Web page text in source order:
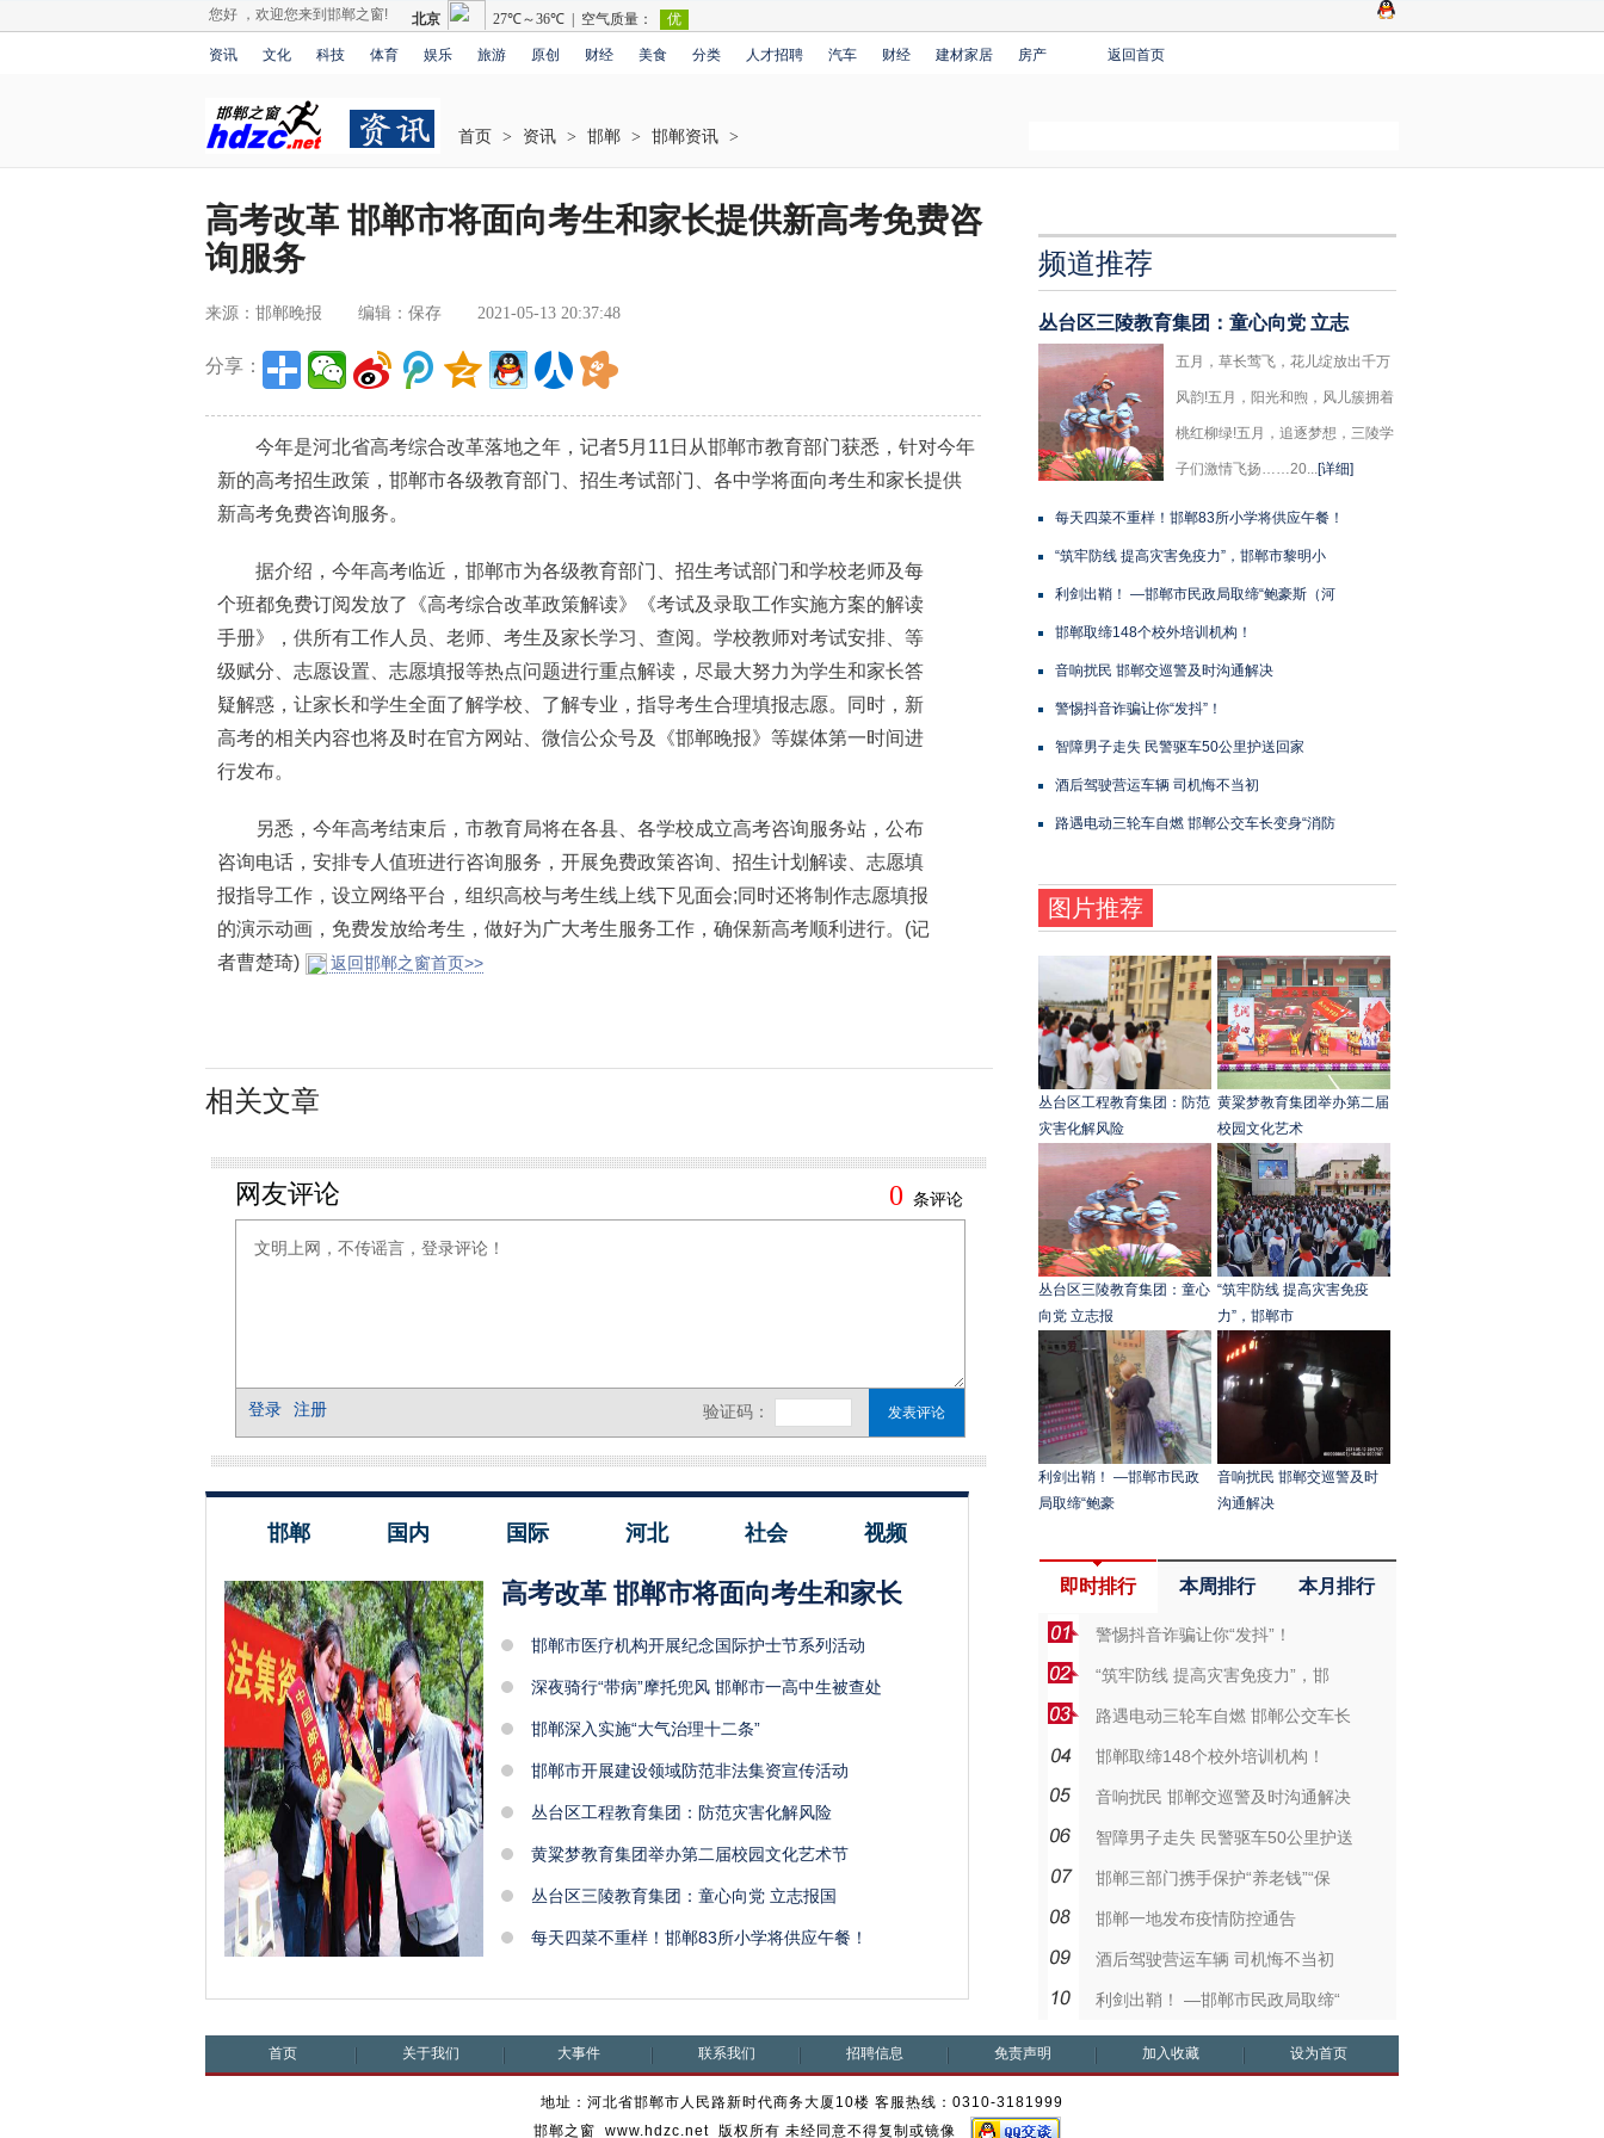
您好 ，欢迎您来到邯郸之窗!
资讯 文化 科技 体育 娱乐 旅游 原创 财经 美食 分类 人才招聘 汽车 财经 建材家居 房产 返回首页
首页 > 资讯 > 邯郸 > 邯郸资讯 >
高考改革 邯郸市将面向考生和家长提供新高考免费咨
询服务
来源：邯郸晚报 编辑：保存 2021-05-13 20:37:48
分享：
今年是河北省高考综合改革落地之年，记者5月11日从邯郸市教育部门获悉，针对今年
新的高考招生政策，邯郸市各级教育部门、招生考试部门、各中学将面向考生和家长提供
新高考免费咨询服务。
据介绍，今年高考临近，邯郸市为各级教育部门、招生考试部门和学校老师及每
个班都免费订阅发放了《高考综合改革政策解读》《考试及录取工作实施方案的解读
手册》，供所有工作人员、老师、考生及家长学习、查阅。学校教师对考试安排、等
级赋分、志愿设置、志愿填报等热点问题进行重点解读，尽最大努力为学生和家长答
疑解惑，让家长和学生全面了解学校、了解专业，指导考生合理填报志愿。同时，新
高考的相关内容也将及时在官方网站、微信公众号及《邯郸晚报》等媒体第一时间进
行发布。
另悉，今年高考结束后，市教育局将在各县、各学校成立高考咨询服务站，公布
咨询电话，安排专人值班进行咨询服务，开展免费政策咨询、招生计划解读、志愿填
报指导工作，设立网络平台，组织高校与考生线上线下见面会;同时还将制作志愿填报
的演示动画，免费发放给考生，做好为广大考生服务工作，确保新高考顺利进行。(记
者曹楚琦)
返回邯郸之窗首页>>
相关文章
邯郸 国内 国际 河北 社会 视频
高考改革 邯郸市将面向考生和家长
邯郸市医疗机构开展纪念国际护士节系列活动
深夜骑行“带病”摩托兜风 邯郸市一高中生被查处
邯郸深入实施“大气治理十二条”
邯郸市开展建设领域防范非法集资宣传活动
丛台区工程教育集团：防范灾害化解风险
黄粱梦教育集团举办第二届校园文化艺术节
丛台区三陵教育集团：童心向党 立志报国
每天四菜不重样！邯郸83所小学将供应午餐！
频道推荐
丛台区三陵教育集团：童心向党 立志
五月，草长莺飞，花儿绽放出千万
风韵!五月，阳光和煦，风儿簇拥着
桃红柳绿!五月，追逐梦想，三陵学
子们激情飞扬……20...[详细]
每天四菜不重样！邯郸83所小学将供应午餐！
“筑牢防线 提高灾害免疫力”，邯郸市黎明小
利剑出鞘！ —邯郸市民政局取缔“鲍豪斯（河
邯郸取缔148个校外培训机构！
音响扰民 邯郸交巡警及时沟通解决
警惕抖音诈骗让你“发抖”！
智障男子走失 民警驱车50公里护送回家
酒后驾驶营运车辆 司机悔不当初
路遇电动三轮车自燃 邯郸公交车长变身“消防
图片推荐
丛台区工程教育集团：防范
灾害化解风险
黄粱梦教育集团举办第二届
校园文化艺术
丛台区三陵教育集团：童心
向党 立志报
“筑牢防线 提高灾害免疫
力”，邯郸市
利剑出鞘！ —邯郸市民政
局取缔“鲍豪
音响扰民 邯郸交巡警及时
沟通解决
即时排行 本周排行 本月排行
警惕抖音诈骗让你“发抖”！
“筑牢防线 提高灾害免疫力”，邯
路遇电动三轮车自燃 邯郸公交车长
邯郸取缔148个校外培训机构！
音响扰民 邯郸交巡警及时沟通解决
智障男子走失 民警驱车50公里护送
邯郸三部门携手保护“养老钱”“保
邯郸一地发布疫情防控通告
酒后驾驶营运车辆 司机悔不当初
利剑出鞘！ —邯郸市民政局取缔“
首页 关于我们 大事件 联系我们 招聘信息 免责声明 加入收藏 设为首页
地址：河北省邯郸市人民路新时代商务大厦10楼 客服热线：0310-3181999
邯郸之窗 www.hdzc.net 版权所有 未经同意不得复制或镜像